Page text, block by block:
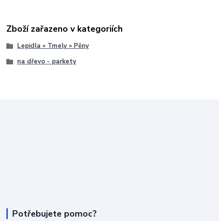
Zboží zařazeno v kategoriích
Lepidla » Tmely » Pěny
na dřevo - parkety
Potřebujete pomoc?